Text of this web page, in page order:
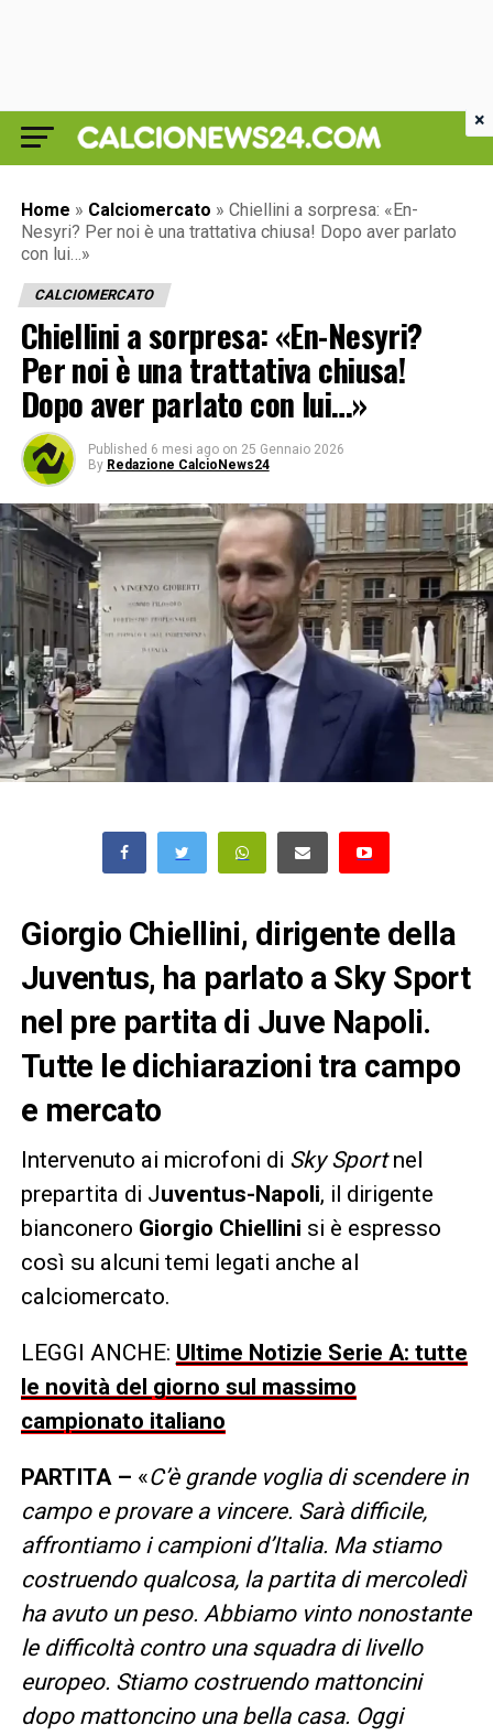
Home » Calciomercato » Chiellini a sorpresa: «En-
Nesyri? Per noi è una trattativa chiusa! Dopo aver parlato
con lui…»
CALCIOMERCATO
Chiellini a sorpresa: «En-Nesyri?
Per noi è una trattativa chiusa!
Dopo aver parlato con lui…»
Published 6 mesi ago on 25 Gennaio 2026
By Redazione CalcioNews24
Giorgio Chiellini, dirigente della
Juventus, ha parlato a Sky Sport
nel pre partita di Juve Napoli.
Tutte le dichiarazioni tra campo
e mercato
Intervenuto ai microfoni di Sky Sportnel
prepartita di Juventus-Napoli, il dirigente
bianconero Giorgio Chiellini si è espresso
così su alcuni temi legati anche al
calciomercato.
LEGGI ANCHE: Ultime Notizie Serie A: tutte
le novità del giorno sul massimo
campionato italiano
PARTITA – «C’è grande voglia di scendere in
campo e provare a vincere. Sarà difficile,
affrontiamo i campioni d’Italia. Ma stiamo
costruendo qualcosa, la partita di mercoledì
ha avuto un peso. Abbiamo vinto nonostante
le difficoltà contro una squadra di livello
europeo. Stiamo costruendo mattoncini
dopo mattoncino una bella casa. Oggi
×